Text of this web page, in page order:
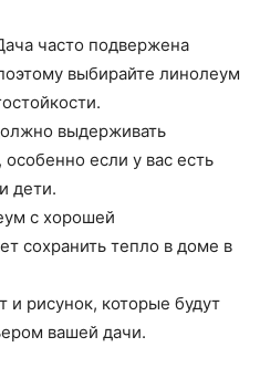
часто подвержена
выбирайте линолеум
выдерживать
если у вас есть
дети.
с хорошей
сохранить тепло в доме в
и рисунок, которые будут
вашей дачи.